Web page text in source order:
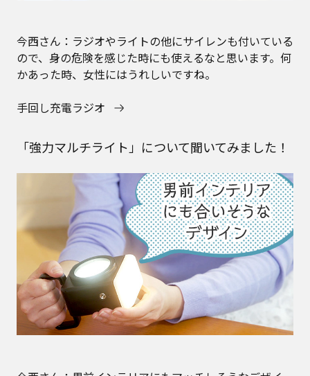
今西さん：ラジオやライトの他にサイレンも付いている
ので、身の危険を感じた時にも使えるなと思います。何
かあった時、女性にはうれしいですね。
手回し充電ラジオ
「強力マルチライト」について聞いてみました！